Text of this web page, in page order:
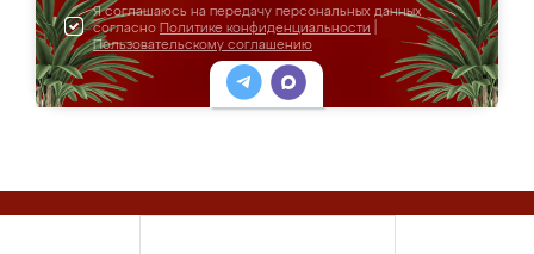
Я соглашаюсь на передачу персональных данных
согласно Политике конфиденциальности
Пользовательскому соглашению